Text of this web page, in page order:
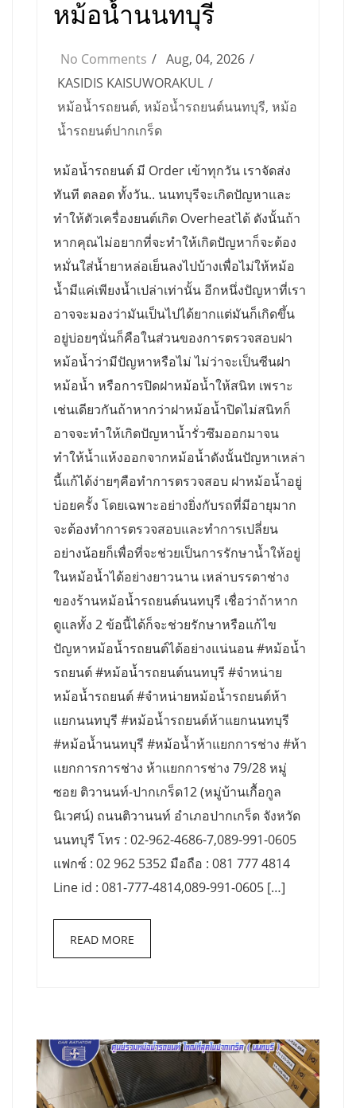
หม้อน้ำนนทบุรี
No Comments
Aug, 04, 2026
KASIDIS KAISUWORAKUL
หม้อน้ำรถยนต์, หม้อน้ำรถยนต์นนทบุรี, หม้อ
น้ำรถยนต์ปากเกร็ด
หม้อน้ำรถยนต์ มี Order เข้าทุกวัน เราจัดส่ง
ทันที ตลอด ทั้งวัน.. นนทบุรีจะเกิดปัญหาและ
ทำให้ตัวเครื่องยนต์เกิด Overheatได้ ดังนั้นถ้า
หากคุณไม่อยากที่จะทำให้เกิดปัญหาก็จะต้อง
หมั่นใส่น้ำยาหล่อเย็นลงไปบ้างเพื่อไม่ให้หม้อ
น้ำมีแค่เพียงน้ำเปล่าเท่านั้น อีกหนึ่งปัญหาที่เรา
อาจจะมองว่ามันเป็นไปได้ยากแต่มันก็เกิดขึ้น
อยู่บ่อยๆนั่นก็คือในส่วนของการตรวจสอบฝา
หม้อน้ำว่ามีปัญหาหรือไม่ ไม่ว่าจะเป็นซีนฝา
หม้อน้ำ หรือการปิดฝาหม้อน้ำให้สนิท เพราะ
เช่นเดียวกันถ้าหากว่าฝาหม้อน้ำปิดไม่สนิทก็
อาจจะทำให้เกิดปัญหาน้ำรั่วซึมออกมาจน
ทำให้น้ำแห้งออกจากหม้อน้ำดังนั้นปัญหาเหล่า
นี้แก้ได้ง่ายๆคือทำการตรวจสอบ ฝาหม้อน้ำอยู่
บ่อยครั้ง โดยเฉพาะอย่างยิ่งกับรถที่มีอายุมาก
จะต้องทำการตรวจสอบและทำการเปลี่ยน
อย่างน้อยก็เพื่อที่จะช่วยเป็นการรักษาน้ำให้อยู่
ในหม้อน้ำได้อย่างยาวนาน เหล่าบรรดาช่าง
ของร้านหม้อน้ำรถยนต์นนทบุรี เชื่อว่าถ้าหาก
ดูแลทั้ง 2 ข้อนี้ได้ก็จะช่วยรักษาหรือแก้ไข
ปัญหาหม้อน้ำรถยนต์ได้อย่างแน่นอน #หม้อน้ำ
รถยนต์ #หม้อน้ำรถยนต์นนทบุรี #จำหน่าย
หม้อน้ำรถยนต์ #จำหน่ายหม้อน้ำรถยนต์ห้า
แยกนนทบุรี #หม้อน้ำรถยนต์ห้าแยกนนทบุรี
#หม้อน้ำนนทบุรี #หม้อน้ำห้าแยกการช่าง #ห้า
แยกการการช่าง ห้าแยกการช่าง 79/28 หมู่
ซอย ติวานนท์-ปากเกร็ด12 (หมู่บ้านเกื้อกูล
นิเวศน์) ถนนติวานนท์ อำเภอปากเกร็ด จังหวัด
นนทบุรี โทร : 02-962-4686-7,089-991-0605
แฟกซ์ : 02 962 5352 มือถือ : 081 777 4814
Line id : 081-777-4814,089-991-0605 […]
READ MORE